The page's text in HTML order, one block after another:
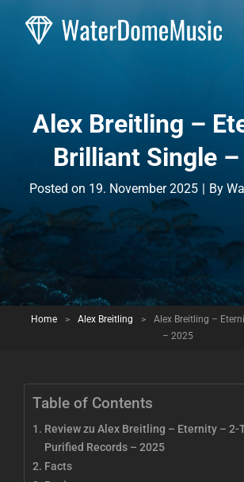
Alex Breitling –
Brilliant Single
Posted on 19. November 2025 | By
Home > Alex Breitling >
Alex Breitling –
– 2025
Table of Contents
Review zu Alex Breitling – Eternity – 2-
Purified Records – 2025
Facts